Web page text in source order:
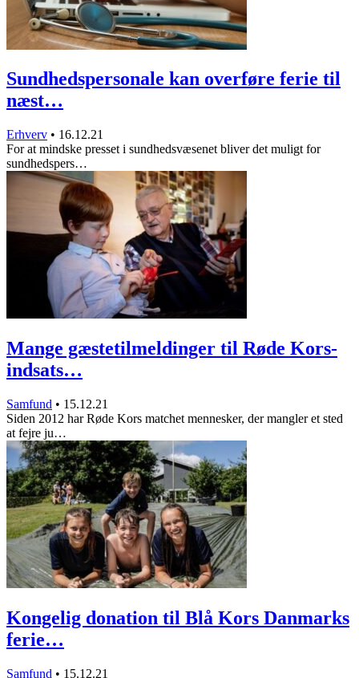
Sundhedspersonale kan overføre ferie til
næst…
Erhverv • 16.12.21
For at mindske presset i sundhedsvæsenet bliver det muligt for
sundhedspers…
Mange gæstetilmeldinger til Røde Kors-
indsats…
Samfund • 15.12.21
Siden 2012 har Røde Kors matchet mennesker, der mangler et sted
at fejre ju…
Kongelig donation til Blå Kors Danmarks
ferie…
Samfund • 15.12.21